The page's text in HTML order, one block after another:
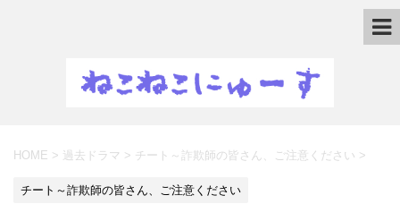
HOME > 過去ドラマ > チート～詐欺師の皆さん、ご注意ください >
チート～詐欺師の皆さん、ご注意ください